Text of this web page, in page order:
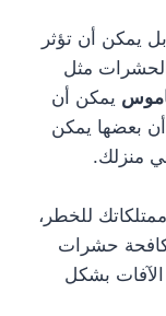
يمكن أن تؤثر
مثل
يمكن أن
أن بعضها يمكن
منزلك.
للخطر،
حشرات
بشكل